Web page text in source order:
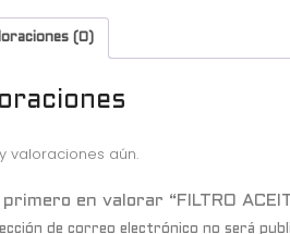
(0)
valoraciones aún.
primero en valorar “FILTRO
de correo electrónico no será